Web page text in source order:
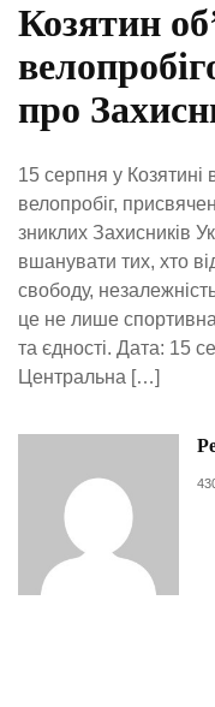
Козятин
про
15 серпня у Козятині
велопробіг,
зниклих Захисників
вшанувати тих, хто
свободу,
це не лише
та єдності. Дата: 15
Центральна […]